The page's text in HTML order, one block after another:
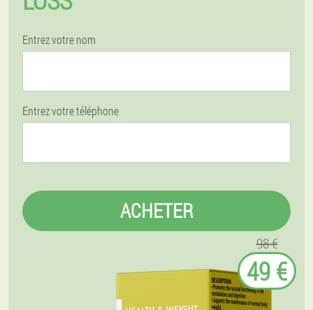
Entrez votre nom
Entrez votre téléphone
ACHETER
98 €
49 €